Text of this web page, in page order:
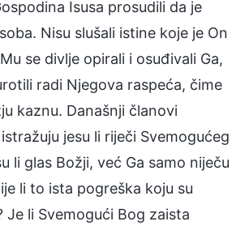
Isusa prosudili da je
Nisu slušali istine koje je On
se divlje opirali i osuđivali Ga,
radi Njegova raspeća, čime
kaznu. Današnji članovi
jesu li riječi Svemogućeg
li glas Božji, već Ga samo niječu
li to ista pogreška koju su
Je li Svemogući Bog zaista